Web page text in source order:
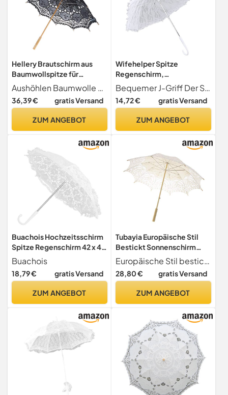
Hellery Brautschirm aus
Baumwollspitze für
Hochzeiten und
Sonnenschutz
Aushöhlen Baumwolle Spitze viktorianischen Frauen Regenschirm Kostüm
36,39 € gratis Versand
ZUM ANGEBOT
Wifehelper Spitze
Regenschirm,
Sonnenschirm Vintage
Hochzeit Braut J Griff
Regenschirm für
Kostüm Hochzeit Party
Bequemer J-Griff Der Sonnenschirm aus weißer Spitze verfügt über einen einzigartig gestalteten J-Griff. Dieser Griff bietet einen bequemen Halt und erleichtert das Aufhängen des Regenschirms, wenn er nicht verwendet wird. Das ergonomische Design erhöht den Komfort und die Benutzerfreundlichkeit.
14,72 € gratis Versand
ZUM ANGEBOT
Buachois Hochzeitsschirm
Spitze Regenschirm 42 x 49
cm Vintage Deko Spitze
Sonnenschirm Hochzeit
Brautschirm für
Foto Requisiten
Buachois
18,79 € gratis Versand
ZUM ANGEBOT
Tubayia Europäische Stil
Bestickt Sonnenschirm
Brautschirm
Hochzeitsschirm für
Fotografiestütze
Europäische Stil bestickt Spitze Blume Sonnenschirm Braut Brautjungfer Regenschirm.
28,80 € gratis Versand
ZUM ANGEBOT